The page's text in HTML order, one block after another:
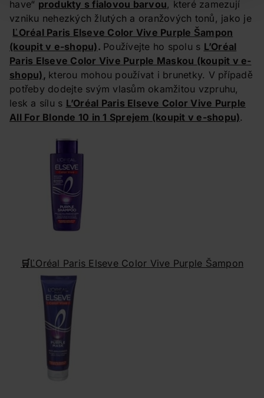
have“ produkty s fialovou barvou, které zamezují
vzniku nehezkých žlutých a oranžových tonů, jako je
ĽOréal Paris Elseve Color Vive Purple Šampon
(koupit v e-shopu). Používejte ho spolu s L’Oréal
Paris Elseve Color Vive Purple Maskou (koupit v e-
shopu), kterou mohou používat i brunetky. V případě
potřeby dodejte svým vlasům okamžitou vzpruhu,
lesk a sílu s L’Oréal Paris Elseve Color Vive Purple
All For Blonde 10 in 1 Sprejem (koupit v e-shopu).
🛒ĽOréal Paris Elseve Color Vive Purple Šampon